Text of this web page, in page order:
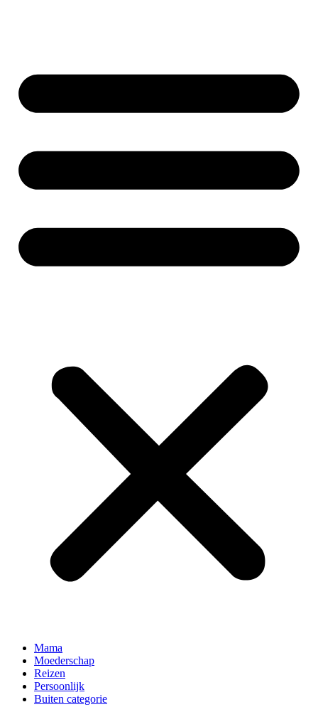
Mama
Moederschap
Reizen
Persoonlijk
Buiten categorie